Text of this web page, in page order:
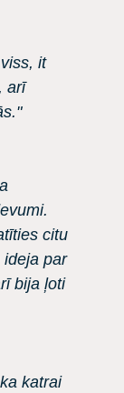
it
arī
citu
ideja par
bija ļoti
katrai